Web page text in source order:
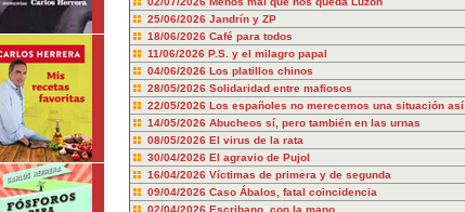
25/06/2026 Jandrín y ZP
18/06/2026 Café para todos
11/06/2026 P.S. y el milagro papal
04/06/2026 Los platillos chinos
28/05/2026 Solidaridad entre mafiosos
22/05/2026 Los españoles no merecemos una situación así
14/05/2026 Abucheos sí, pero también en las urnas
08/05/2026 El virus de la rata
30/04/2026 El agravio de Pujol
16/04/2026 Víctimas de primera y de segunda
09/04/2026 Caso Ábalos, fatal coincidencia
02/04/2026 Escribano, con la mano